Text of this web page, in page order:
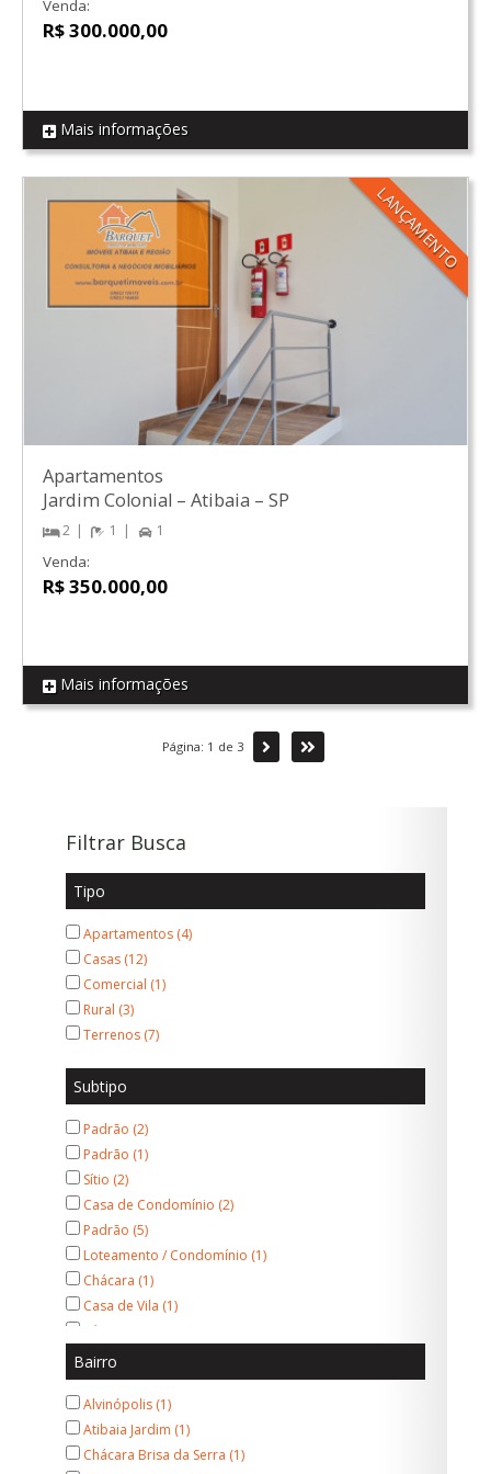
REF CS04
Venda:
R$ 300.000,00
Mais informações
LANÇAMENTO
REF AP03
Apartamentos
Jardim Colonial – Atibaia – SP
2 1 1
Venda:
R$ 350.000,00
Mais informações
Página: 1 de 3 Próxima
Filtrar Busca
Tipo
Apartamentos (4)
Casas (12)
Comercial (1)
Rural (3)
Terrenos (7)
Subtipo
Padrão (2)
Padrão (1)
Sítio (2)
Casa de Condomínio (2)
Padrão (5)
Loteamento / Condomínio (1)
Chácara (1)
Casa de Vila (1)
Térrea (6)
Sobrado Padrão (2)
Conjunto/Sala (1)
Cobertura Duplex (1)
Bairro
Alvinópolis (1)
Atibaia Jardim (1)
Chácara Brisa da Serra (1)